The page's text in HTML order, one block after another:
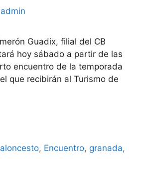
admin
Guadix, filial del CB
hoy sábado a partir de las
encuentro de la temporada
que recibirán al Turismo de
, Encuentro, granada,